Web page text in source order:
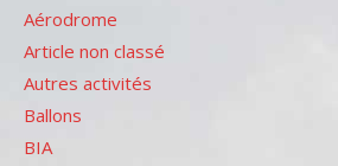
Aérodrome
Article non classé
Autres activités
Ballons
BIA